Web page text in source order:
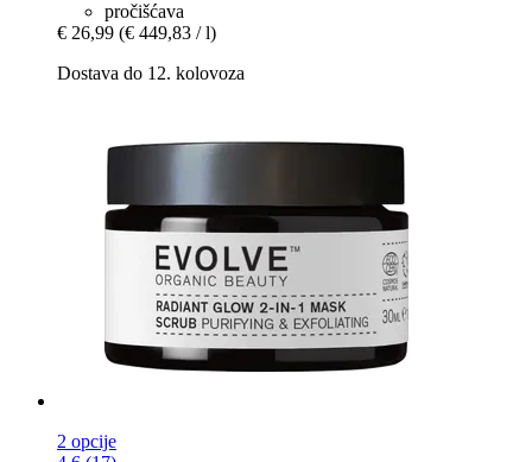
pročišćava
€ 26,99 (€ 449,83 / l)
Dostava do 12. kolovoza
2 opcije